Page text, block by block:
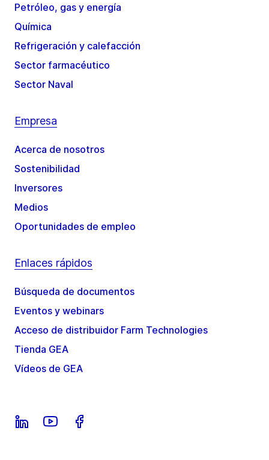
Petróleo, gas y energía
Química
Refrigeración y calefacción
Sector farmacéutico
Sector Naval
Empresa
Acerca de nosotros
Sostenibilidad
Inversores
Medios
Oportunidades de empleo
Enlaces rápidos
Búsqueda de documentos
Eventos y webinars
Acceso de distribuidor Farm Technologies
Tienda GEA
Vídeos de GEA